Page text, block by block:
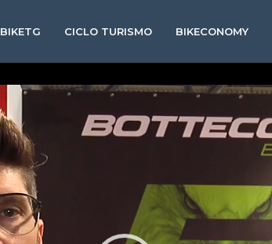
BIKETG CICLO TURISMO BIKECONOMY
Video
Player